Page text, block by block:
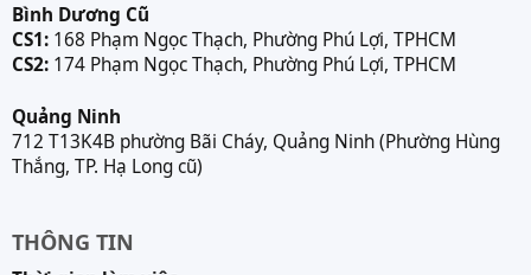
Bình Dương Cũ
CS1:168 Phạm Ngọc Thạch, Phường Phú Lợi, TPHCM
CS2:174 Phạm Ngọc Thạch, Phường Phú Lợi, TPHCM
Quảng Ninh
712 T13K4B phường Bãi Cháy, Quảng Ninh (Phường Hùng
Thắng, TP. Hạ Long cũ)
THÔNG TIN